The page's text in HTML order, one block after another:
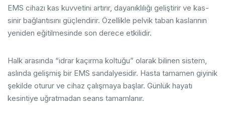
EMS cihazı kas kuvvetini artırır, dayanıklılığı geliştirir ve kas-
sinir bağlantısını güçlendirir. Özellikle pelvik taban kaslarının
yeniden eğitilmesinde son derece etkilidir.
Halk arasında “idrar kaçırma koltuğu” olarak bilinen sistem,
aslında gelişmiş bir EMS sandalyesidir. Hasta tamamen giyinik
şekilde oturur ve cihaz çalışmaya başlar. Günlük hayatı
kesintiye uğratmadan seans tamamlanır.